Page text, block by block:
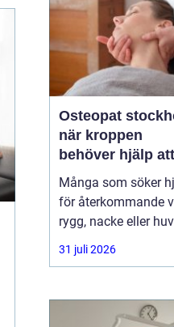
Osteopat
när kroppen
behöver hjälp att
hitta balans
Många som söker
för återkommande
rygg, nacke eller
har redan provat
träning, vila och
besvären släpper.
någonstans uppstår
31 juli 2026